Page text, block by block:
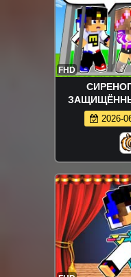
FHD
майнкрафт!
2026-